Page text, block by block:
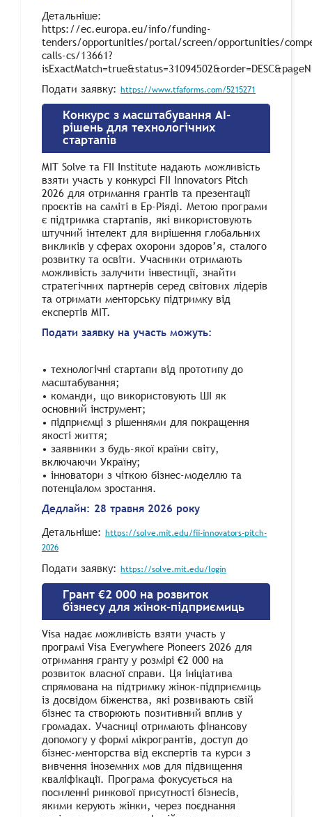
Детальніше:
https://ec.europa.eu/info/funding-
tenders/opportunities/portal/screen/opportunities/
calls-cs/13661?
Подати заявку: https://www.tfaforms.com/5215271
Конкурс з масштабування AI-
рішень для технологічних
стартапів
MIT Solve та FII Institute надають можливість
взяти участь у конкурсі FII Innovators Pitch
2026 для отримання грантів та презентації
проєктів на саміті в Ер-Ріяді. Метою програми
є підтримка стартапів, які використовують
штучний інтелект для вирішення глобальних
викликів у сферах охорони здоров’я, сталого
розвитку та освіти. Учасники отримають
можливість залучити інвестиції, знайти
стратегічних партнерів серед світових лідерів
та отримати менторську підтримку від
експертів MIT.
Подати заявку на участь можуть:
• технологічні стартапи від прототипу до
масштабування;
• команди, що використовують ШІ як
основний інструмент;
• підприємці з рішеннями для покращення
якості життя;
• заявники з будь-якої країни світу,
включаючи Україну;
• інноватори з чіткою бізнес-моделлю та
потенціалом зростання.
Дедлайн: 28 травня 2026 року
Детальніше: https://solve.mit.edu/fii-innovators-pitch-
2026
Подати заявку: https://solve.mit.edu/login
Грант €2 000 на розвиток
бізнесу для жінок-підприємиць
Visa надає можливість взяти участь у
програмі Visa Everywhere Pioneers 2026 для
отримання гранту у розмірі €2 000 на
розвиток власної справи. Ця ініціатива
спрямована на підтримку жінок-підприємиць
із досвідом біженства, які розвивають свій
бізнес та створюють позитивний вплив у
громадах. Учасниці отримають фінансову
допомогу у формі мікрогрантів, доступ до
бізнес-менторства від експертів та курси з
вивчення іноземних мов для підвищення
кваліфікації. Програма фокусується на
посиленні ринкової присутності бізнесів,
якими керують жінки, через поєднання